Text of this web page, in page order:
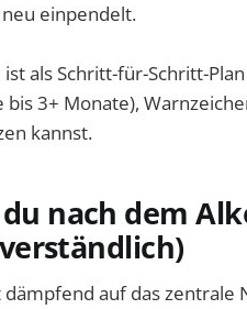
einpendelt.
ist als Schritt-für-Schritt-
bis 3+ Monate),
kannst.
nach dem
auf das zentrale